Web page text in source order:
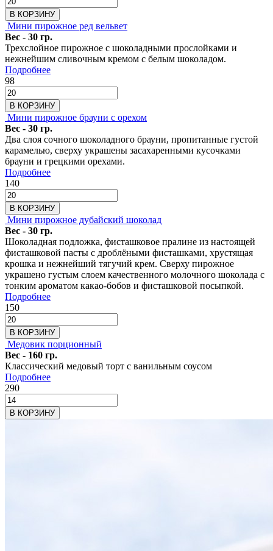
В КОРЗИНУ
Мини пирожное ред вельвет
Вес - 30 гр.
Трехслойное пирожное с шоколадными прослойками и
нежнейшим сливочным кремом с белым шоколадом.
Подробнее
98
В КОРЗИНУ
Мини пирожное брауни с орехом
Вес - 30 гр.
Два слоя сочного шоколадного брауни, пропитанные густой
карамелью, сверху украшены засахаренными кусочками
брауни и грецкими орехами.
Подробнее
140
В КОРЗИНУ
Мини пирожное дубайский шоколад
Вес - 30 гр.
Шоколадная подложка, фисташковое пралине из настоящей
фисташковой пасты с дроблёными фисташками, хрустящая
крошка и нежнейший тягучий крем. Сверху пирожное
украшено густым слоем качественного молочного шоколада с
тонким ароматом какао-бобов и фисташковой посыпкой.
Подробнее
150
В КОРЗИНУ
Медовик порционный
Вес - 160 гр.
Классический медовый торт с ванильным соусом
Подробнее
290
В КОРЗИНУ